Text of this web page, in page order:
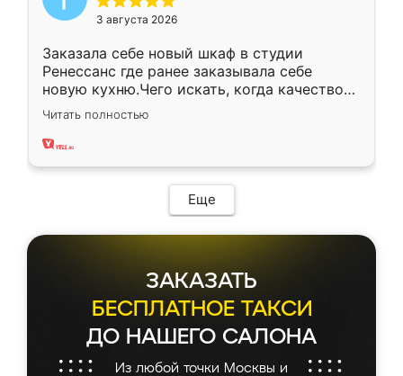
3 августа 2026
Заказала себе новый шкаф в студии
Ренессанс где ранее заказывала себе
новую кухню.Чего искать, когда качеством
вполне довольна. Служит кухня уже почти
два года, нареканий нет.
Читать полностью
Еще
ЗАКАЗАТЬ
БЕСПЛАТНОЕ ТАКСИ
ДО НАШЕГО САЛОНА
Из любой точки Москвы и